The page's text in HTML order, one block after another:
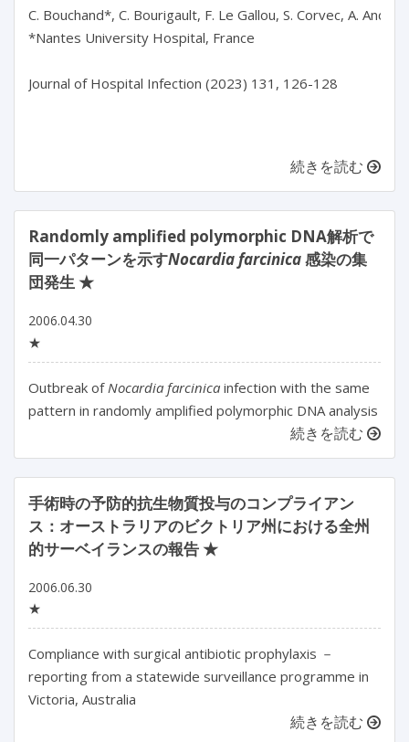
C. Bouchand*, C. Bourigault, F. Le Gallou, S. Corvec, A.
*Nantes University Hospital, France
Journal of Hospital Infection (2023) 131, 126-128
続きを読む
Randomly amplified polymorphic DNA解析で
同一パターンを示すNocardia farcinica感染の集
団発生 ★
2006.04.30
★
Outbreak of Nocardia farcinica infection with the same
pattern in randomly amplified polymorphic DNA analysis
続きを読む
手術時の予防的抗生物質投与のコンプライアン
ス：オーストラリアのビクトリア州における全州
的サーベイランスの報告 ★
2006.06.30
★
Compliance with surgical antibiotic prophylaxis －
reporting from a statewide surveillance programme in
Victoria, Australia
続きを読む